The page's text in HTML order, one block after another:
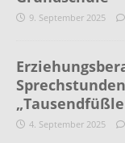
9. September 2025
4. September 2025